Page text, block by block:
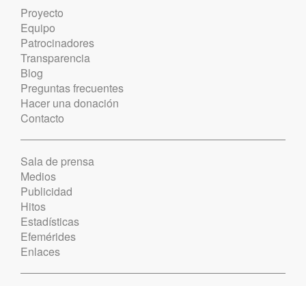
Proyecto
Equipo
Patrocinadores
Transparencia
Blog
Preguntas frecuentes
Hacer una donación
Contacto
Sala de prensa
Medios
Publicidad
Hitos
Estadísticas
Efemérides
Enlaces